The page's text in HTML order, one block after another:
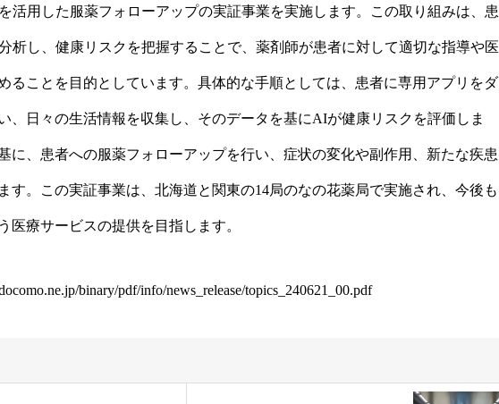
活用した服薬フォローアップの実証事業を実施します。この取り組みは、患
析し、健康リスクを把握することで、薬剤師が患者に対して適切な指導や医
ることを目的としています。具体的な手順としては、患者に専用アプリをダ
、日々の生活情報を収集し、そのデータを基にAIが健康リスクを評価しま
に、患者への服薬フォローアップを行い、症状の変化や副作用、新たな疾患
す。この実証事業は、北海道と関東の14局のなの花薬局で実施され、今後も
医療サービスの提供を目指します。
binary/pdf/info/news_release/topics_240621_00.pdf